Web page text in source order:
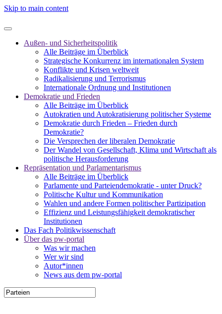
Skip to main content
Außen- und Sicherheitspolitik
Alle Beiträge im Überblick
Strategische Konkurrenz im internationalen System
Konflikte und Krisen weltweit
Radikalisierung und Terrorismus
Internationale Ordnung und Institutionen
Demokratie und Frieden
Alle Beiträge im Überblick
Autokratien und Autokratisierung politischer Systeme
Demokratie durch Frieden – Frieden durch
Demokratie?
Die Versprechen der liberalen Demokratie
Der Wandel von Gesellschaft, Klima und Wirtschaft als
politische Herausforderung
Repräsentation und Parlamentarismus
Alle Beiträge im Überblick
Parlamente und Parteiendemokratie - unter Druck?
Politische Kultur und Kommunikation
Wahlen und andere Formen politischer Partizipation
Effizienz und Leistungsfähigkeit demokratischer
Institutionen
Das Fach Politikwissenschaft
Über das pw-portal
Was wir machen
Wer wir sind
Autor*innen
News aus dem pw-portal